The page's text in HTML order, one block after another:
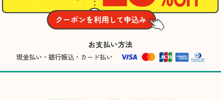
お支払い方法
現金払い・銀行振込・カード払い